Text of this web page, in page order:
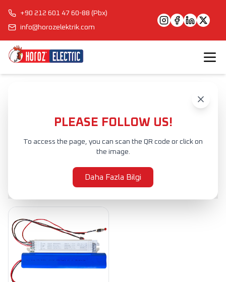
+90 212 601 47 60-88 (Pbx)
info@horozelektrik.com
PLEASE FOLLOW US!
To access the page, you can scan the QR code or click on
the image.
Daha Fazla Bilgi
ACİL DURUM BATARYA KİTİ